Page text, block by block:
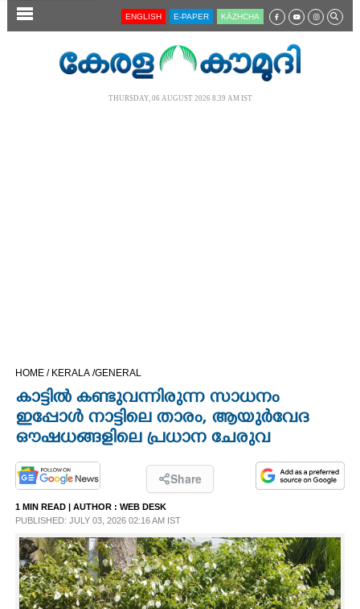
SECTIONS
CINEMA
OPINION
PHOTOS
LIFESTYLE
SPIRITUAL
ENGLISH E-PAPER KĀZHCHA
THURSDAY, 06 AUGUST 2026 8.39 AM IST
HOME / KERALA /GENERAL
കാട്ടിൽ കണ്ടുവന്നിരുന്ന സാധനം
ഇപ്പോൾ നാട്ടിലെ താരം,​ ആയുർവേദ
ഔഷധങ്ങളിലെ പ്രധാന ചേരുവ
Share
1 MIN READ | AUTHOR : WEB DESK
PUBLISHED: JULY 03, 2026 02:16 AM IST